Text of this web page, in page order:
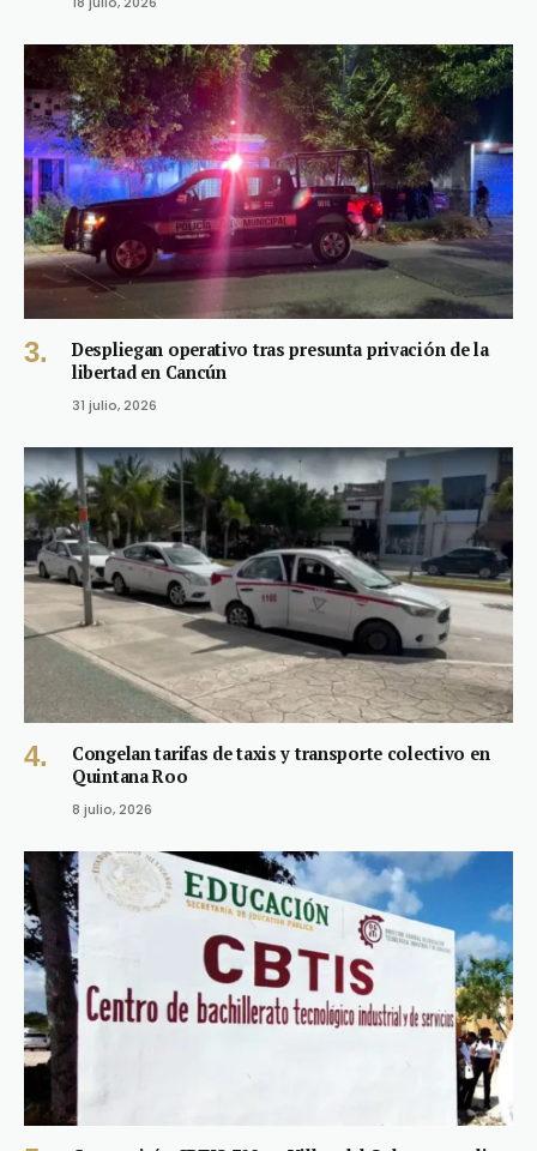
Despliegan operativo tras presunta privación de la
libertad en Cancún
31 julio, 2026
Congelan tarifas de taxis y transporte colectivo en
Quintana Roo
8 julio, 2026